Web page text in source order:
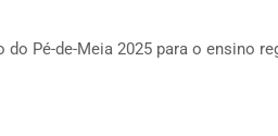
Pé-de-Meia 2025 para o ensino